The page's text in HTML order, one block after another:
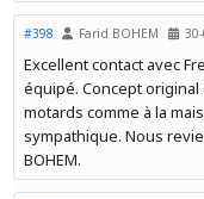
#398 Farid BOHEM
Excellent contact avec
équipé. Concept
motards comme à la
sympathique. Nous
BOHEM.